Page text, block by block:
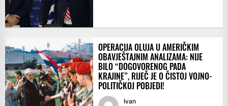
OPERACIJA OLUJA U AMERIČKIM
OBAVJEŠTAJNIM ANALIZAMA: NIJE
BILO “DOGOVORENOG PADA
KRAJINE”, RIJEČ JE O ČISTOJ VOJNO-
POLITIČKOJ POBJEDI!
Ivan